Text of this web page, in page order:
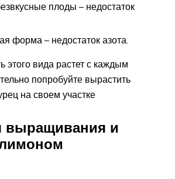
плоды – недостаток
форма – недостаток азота.
этого вида растет с каждым
попробуйте вырастить
на своем участке
выращивания и